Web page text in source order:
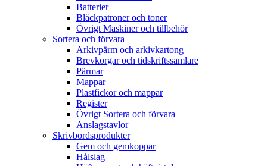
Batterier
Bläckpatroner och toner
Övrigt Maskiner och tillbehör
Sortera och förvara
Arkivpärm och arkivkartong
Brevkorgar och tidskriftssamlare
Pärmar
Mappar
Plastfickor och mappar
Register
Övrigt Sortera och förvara
Anslagstavlor
Skrivbordsprodukter
Gem och gemkoppar
Hålslag